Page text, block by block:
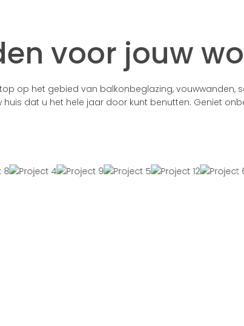
voor jouw
op het gebied van balkonbeglazing, vouwwanden,
dat u het hele jaar door kunt benutten. Geniet